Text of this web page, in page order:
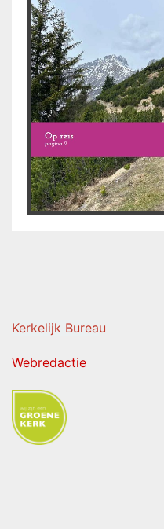
Kerkelijk Bureau
Webredactie